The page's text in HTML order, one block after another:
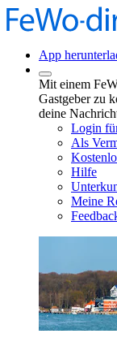
App
Mit einem
Gastgeber zu
deine
Login
Als
Hilfe
Meine